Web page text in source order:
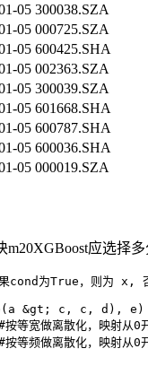
05 300038.SZA
05 000725.SZA
05 600425.SHA
05 002363.SZA
05 300039.SZA
05 601668.SHA
05 600787.SHA
05 600036.SHA
05 000019.SZA
应选择
为True，则为 x,
&gt; c, c, d), e)
做离散化，映射从0